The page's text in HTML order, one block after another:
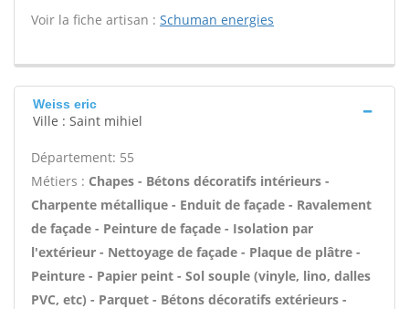
Voir la fiche artisan : Schuman energies
Weiss eric
Ville : Saint mihiel
Département: 55
Métiers : Chapes - Bétons décoratifs intérieurs -
Charpente métallique - Enduit de façade - Ravalement
de façade - Peinture de façade - Isolation par
l'extérieur - Nettoyage de façade - Plaque de plâtre -
Peinture - Papier peint - Sol souple (vinyle, lino, dalles
PVC, etc) - Parquet - Bétons décoratifs extérieurs -